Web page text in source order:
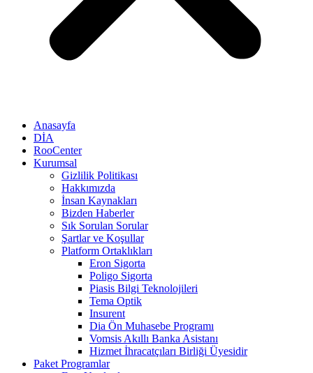
Anasayfa
DİA
RooCenter
Kurumsal
Gizlilik Politikası
Hakkımızda
İnsan Kaynakları
Bizden Haberler
Sık Sorulan Sorular
Şartlar ve Koşullar
Platform Ortaklıkları
Eron Sigorta
Poligo Sigorta
Piasis Bilgi Teknolojileri
Tema Optik
Insurent
Dia Ön Muhasebe Programı
Vomsis Akıllı Banka Asistanı
Hizmet İhracatçıları Birliği Üyesidir
Paket Programlar